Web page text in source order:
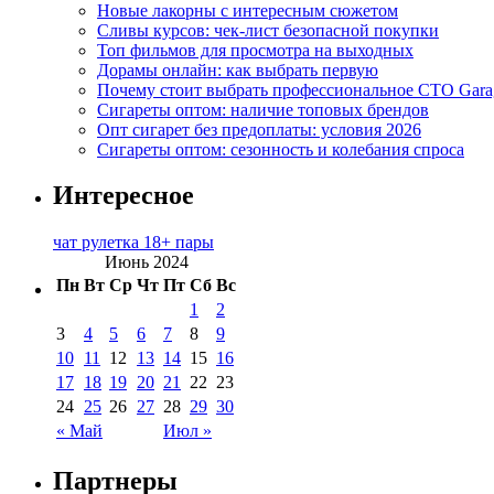
Новые лакорны с интересным сюжетом
Сливы курсов: чек-лист безопасной покупки
Топ фильмов для просмотра на выходных
Дорамы онлайн: как выбрать первую
Почему стоит выбрать профессиональное СТО
Сигареты оптом: наличие топовых брендов
Опт сигарет без предоплаты: условия 2026
Сигареты оптом: сезонность и колебания спроса
Интересное
чат рулетка 18+ пары
Июнь 2024
Пн Вт Ср Чт Пт Сб Вс
« Май Июл »
1
2
3
4 5 6 7 8
9
10 11 12 13 14 15 16
17 18 19 20 21 22 23
24 25 26 27 28 29 30
Партнеры